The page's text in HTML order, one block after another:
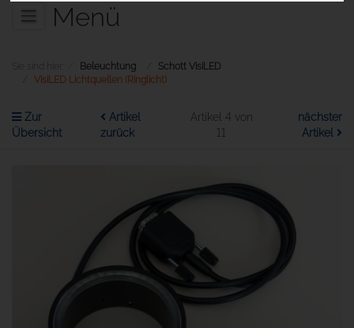
Menü
Beleuchtung
Schott VisiLED
VisiLED Lichtquellen (Ringlicht)
Zur
Übersicht
Artikel
zurück
Artikel 4 von
nächster
Artikel